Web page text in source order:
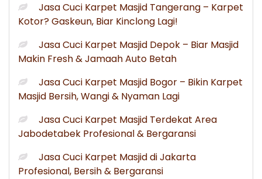
Jasa Cuci Karpet Masjid Tangerang – Karpet
Kotor? Gaskeun, Biar Kinclong Lagi!
Jasa Cuci Karpet Masjid Depok – Biar Masjid
Makin Fresh & Jamaah Auto Betah
Jasa Cuci Karpet Masjid Bogor – Bikin Karpet
Masjid Bersih, Wangi & Nyaman Lagi
Jasa Cuci Karpet Masjid Terdekat Area
Jabodetabek Profesional & Bergaransi
Jasa Cuci Karpet Masjid di Jakarta
Profesional, Bersih & Bergaransi